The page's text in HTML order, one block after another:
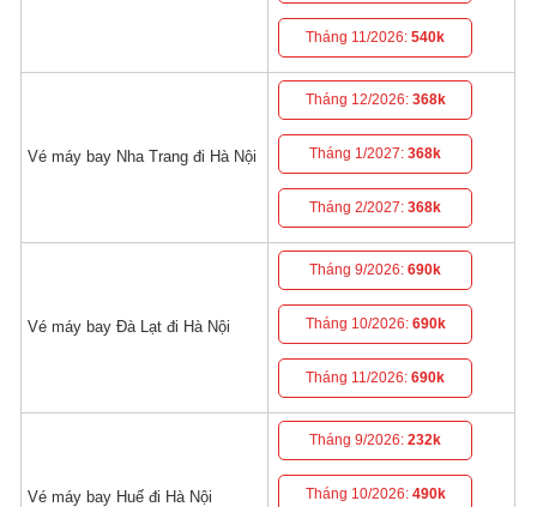
Tháng 11/2026:540k
Vé máy bay Nha Trang đi Hà Nội
Tháng 12/2026: 368k
Tháng 1/2027:368k
Tháng 2/2027:368k
Vé máy bay Đà Lạt đi Hà Nội
Tháng 9/2026:690k
Tháng 10/2026: 690k
Tháng 11/2026:690k
Vé máy bay Huế đi Hà Nội
Tháng 9/2026:232k
Tháng 10/2026: 490k